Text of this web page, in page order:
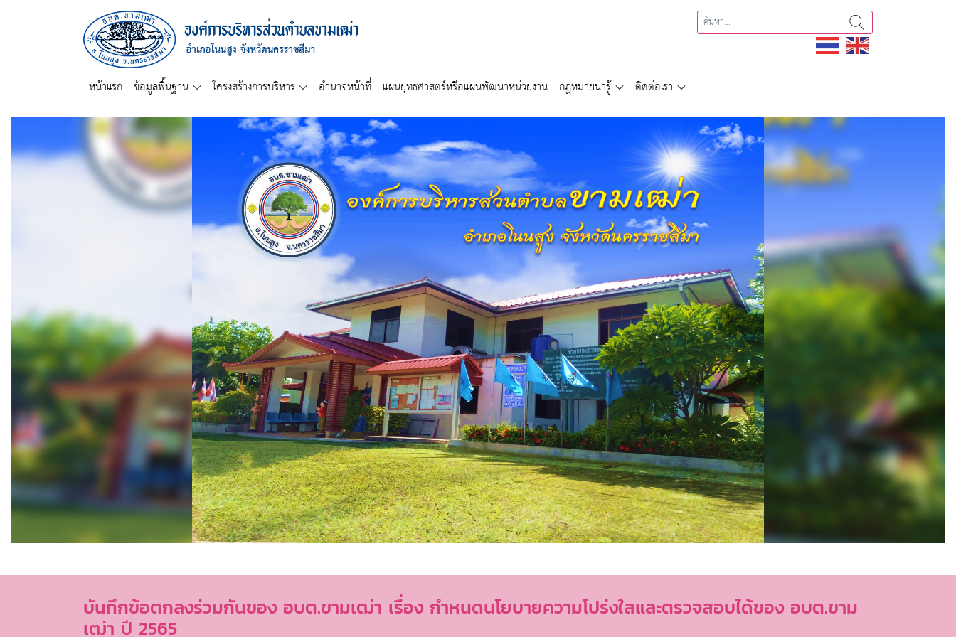
หน้าแรก ข้อมูลพื้นฐาน โครงสร้างการบริหาร อำนาจหน้าที่ แผนยุทธศาสตร์หรือแผนพัฒนาหน่วยงาน กฎหมายน่ารู้ ติดต่อเรา
บันทึกข้อตกลงร่วมกันของ อบต.ขามเฒ่า เรื่อง กำหนดนโยบายความโปร่งใสและตรวจสอบได้ของ อบต.ขาม
เฒ่า ปี 2565